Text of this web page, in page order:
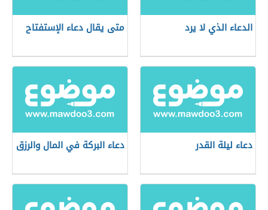
الدعاء الذي لا يرد متى يقال دعاء الإستفتاح
دعاء ليلة القدر دعاء البركة في المال والرزق